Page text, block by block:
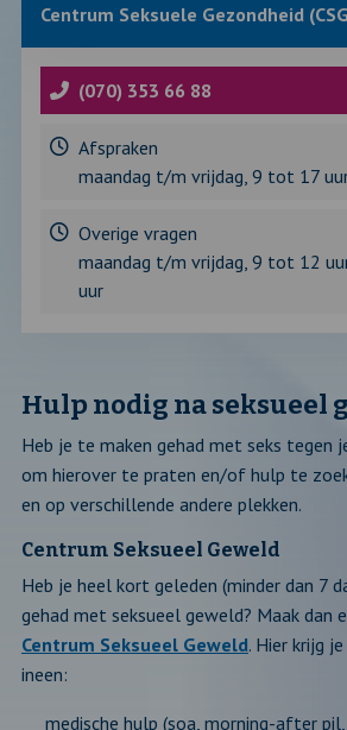
Sluit
met
informatie
over
Centrum Seksuele Gezondheid
(070) 353 66 88
Afspraken
maandag t/m vrijdag, 9 tot 17
Overige vragen
maandag t/m vrijdag, 9 tot 12
uur
Hulp nodig na seksueel
Heb je te maken gehad met seks tegen
om hierover te praten en/of hulp te
en op verschillende andere plekken.
Centrum Seksueel Geweld
Heb je heel kort geleden (minder dan 7
gehad met seksueel geweld? Maak dan
Centrum Seksueel Geweld. Hier krijg
ineen:
medische hulp (soa, morning-after